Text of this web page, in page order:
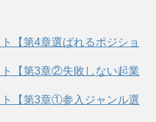
【第4章選ばれるポジショ
【第3章②失敗しない起業
【第3章①参入ジャンル選